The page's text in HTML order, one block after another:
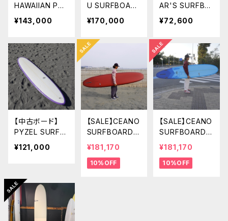
HAWAIIAN PR
O DEIGNS BE
ACHBREAK
タカヤマ
¥143,000
U SURFBOAR
DS ALL ROU
ND 9’2” YU
サーフボード
オールラウンド
¥170,000
AR'S SURFBO
ARDS CUST
OM FISH
6’8”
¥72,600
【中古ボード】
PYZEL SURFB
OARDS SLIDE
9'0" オールラ
¥121,000
【SALE】CEANO
SURFBOARDS
SOFT PIG 9’4”
NEW PIG
¥181,170
10%OFF
【SALE】CEANO
SURFBOARDS
ALLROUND LO
ラウンド
¥181,170
10%OFF